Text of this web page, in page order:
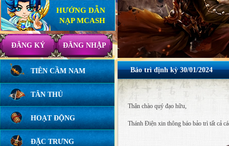
HƯỚNG DẪN
NẠP MCASH
ĐĂNG KÝ ĐĂNG NHẬP
TIÊN CẦM NAM
TÂN THỦ
HOẠT ĐỘNG
ĐẶC TRƯNG
Bảo trì định kỳ 30/01/2024
Thân chào quý đạo hữu,
Thánh Điện xin thông báo bảo trì tất cả